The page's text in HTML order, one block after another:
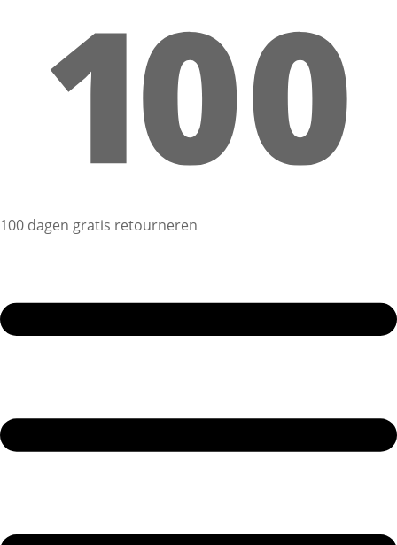
100 dagen gratis retourneren